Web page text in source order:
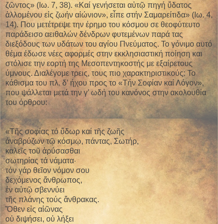
ζῶντος» (Ιω. 7, 38). «Καί γενήσεται αὐτῷ πηγή ὕδατος
ἁλλομένου εἰς ζωήν αἰώνιον», εἶπε στήν Σαμαρείτιδα» (Ιω. 4,
14). Που μετέτρεψε την έρημο του κόσμου σε θεοφύτευτο
παράδεισο αειθαλών δένδρων φυτεμένων παρά τας
διεξόδους των υδάτων του αγίου Πνεύματος. Το γόνιμο αυτό
θέμα έδωσε νέες αφορμές στην εκκλησιαστική ποίηση και
στόλισε την εορτή της Μεσοπεντηκοστής με εξαίρετους
ύμνους. Διαλέγομε τρεις, τους πιο χαρακτηριστικούς: Το
κάθισμα του πλ. δ’ ήχου προς το «Τήν Σοφίαν καί Λόγον»,
που ψάλλεται μετά την γ’ ωδή του κανόνος στην ακολουθία
του όρθρου:
«Τῆς σοφίας τό ὕδωρ καί τῆς ζωῆς
ἀναβρύζων τῷ κόσμῳ, πάντας, Σωτήρ,
καλεῖς τοῦ ἀρύσασθαι
σωτηρίας τά νάματα·
τόν γάρ θεῖον νόμον σου
δεχόμενος ἄνθρωπος,
ἐν αὐτῷ σβεννύει
τῆς πλάνης τούς ἄνθρακας.
Ὅθεν εἰς αἰῶνας
οὐ διψήσει, οὐ λήξει